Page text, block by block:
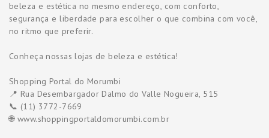
beleza e estética no mesmo endereço, com conforto,
segurança e liberdade para escolher o que combina com você,
no ritmo que preferir.
Conheça nossas lojas de beleza e estética!
Shopping Portal do Morumbi
📍 Rua Desembargador Dalmo do Valle Nogueira, 515
📞 (11) 3772-7669
🌐 www.shoppingportaldomorumbi.com.br